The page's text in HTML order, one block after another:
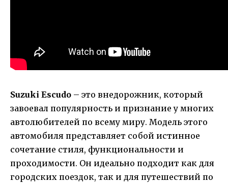
Suzuki Escudo – это внедорожник, который
завоевал популярность и признание у многих
автолюбителей по всему миру. Модель этого
автомобиля представляет собой истинное
сочетание стиля, функциональности и
проходимости. Он идеально подходит как для
городских поездок, так и для путешествий по